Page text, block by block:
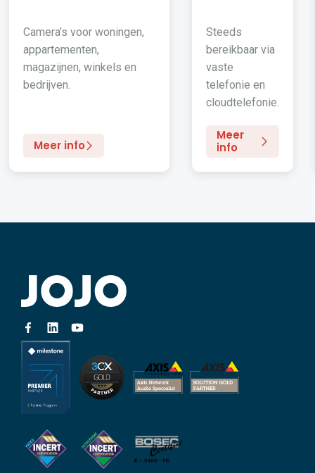
Camera’s voor woningen,
appartementen,
magazijnen, winkels en
bedrijven.
Meer info
Steeds
bereikbaar via
vaste
telefonie en
cloudtelefonie.
Meer
info